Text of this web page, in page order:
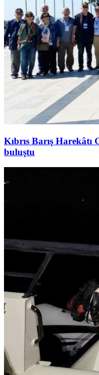
Kıbrıs Barış
buluştu